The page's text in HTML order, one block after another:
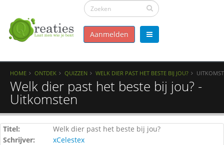
Aanmelden
HOME ONTDEK QUIZZEN WELK DIER PAST HET BESTE BIJ JOU?
Welk dier past het beste bij jou? -
Uitkomsten
Titel:
Welk dier past het beste bij jou?
Schrijver:
xCelestex